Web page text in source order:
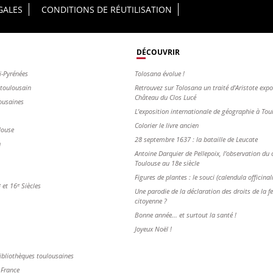
CONDITIONS DE RÉUTILISATION
16ᵉ Siècles
toulousaines
DÉCOUVRIR
Tolosana évolue !
Retrouvez sur Tolosana un traité d'Aristote
Château du Clos Lucé
L'exposition internationale de géographie à
Colorier le livre ancien
28 septembre 1637 : la bataille de Leucate
Antoine Darquier de Pellepoix, l’observation du
Toulouse au 18e siècle
Figures de plantes : le souci (calendula
Une parodie de la déclaration des droits de la
citoyenne ?
Bonne année... et surtout la santé !
Joyeux Noël !